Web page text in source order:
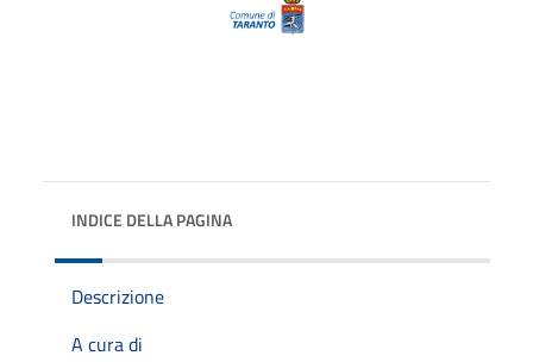
INDICE DELLA PAGINA
Descrizione
A cura di